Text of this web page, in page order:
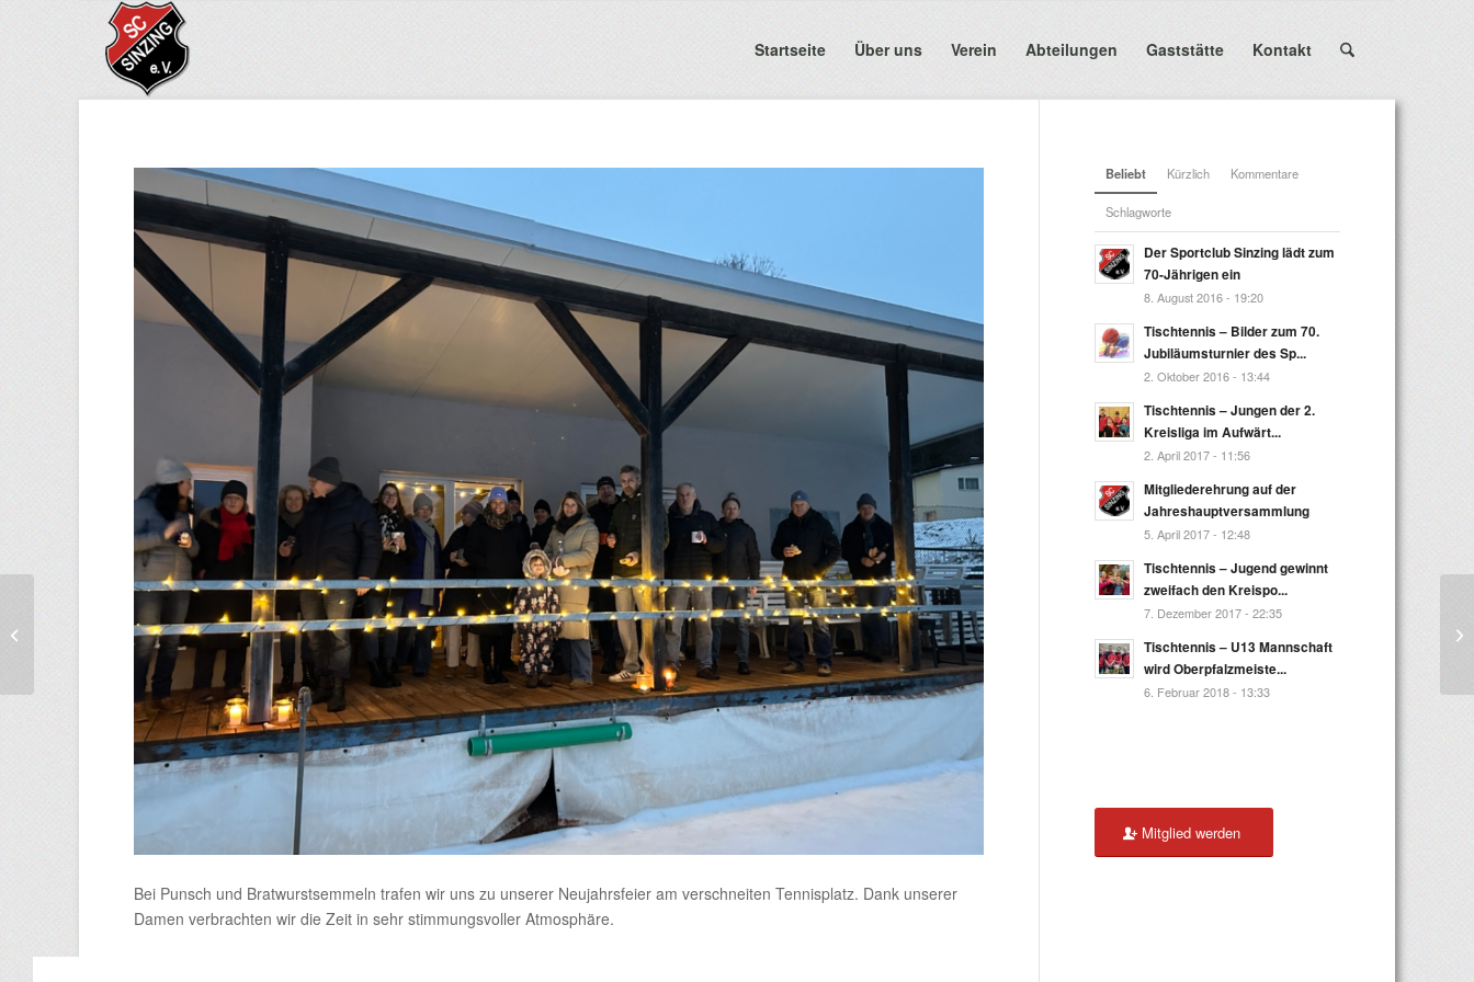
Startseite Über uns Verein Abteilungen Gaststätte Kontakt
Bei Punsch und Bratwurstsemmeln trafen wir uns zu unserer Neujahrsfeier am verschneiten Tennisplatz. Dank unserer
Damen verbrachten wir die Zeit in sehr stimmungsvoller Atmosphäre.
Beliebt Kürzlich Kommentare
Schlagworte
Der Sportclub Sinzing lädt zum
70-Jährigen ein
8. August 2016 - 19:20
Tischtennis – Bilder zum 70.
Jubiläumsturnier des Sp...
2. Oktober 2016 - 13:44
Tischtennis – Jungen der 2.
Kreisliga im Aufwärt...
2. April 2017 - 11:56
Mitgliederehrung auf der
Jahreshauptversammlung
5. April 2017 - 12:48
Tischtennis – Jugend gewinnt
zweifach den Kreispo...
7. Dezember 2017 - 22:35
Tischtennis – U13 Mannschaft
wird Oberpfalzmeiste...
6. Februar 2018 - 13:33
Mitglied werden
U13 kürt sich zum
Hallenbezirksmeister!!!